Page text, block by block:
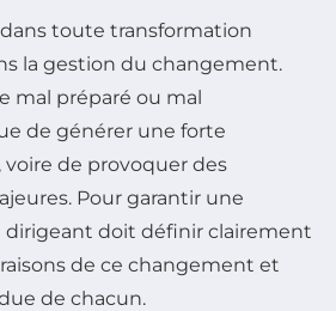
toute transformation
la gestion du changement.
mal préparé ou mal
de générer une forte
de provoquer des
Pour garantir une
dirigeant doit définir clairement
de ce changement et
de chacun.